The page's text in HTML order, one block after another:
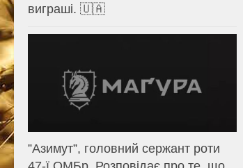
виграші. 🇺🇦
⁨”Азимут”, головний сержант роти